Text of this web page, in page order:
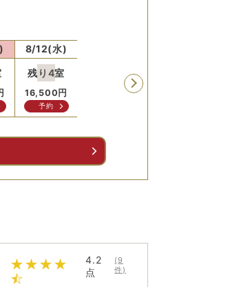
8/12(水)
残り 4室
16,500 円
予約
円
4.2
点
(9
件)